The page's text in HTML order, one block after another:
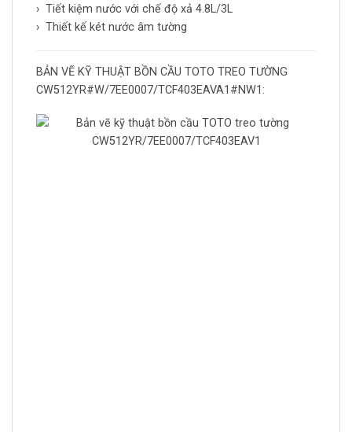
› Tiết kiệm nước với chế độ xả 4.8L/3L
› Thiết kế két nước âm tường
BẢN VẼ KỸ THUẬT BỒN CẦU TOTO TREO TƯỜNG
CW512YR#W/7EE0007/TCF403EAVA1#NW1: